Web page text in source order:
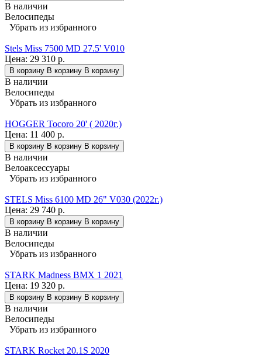
В наличии
Велосипеды
Убрать из избранного
Stels Miss 7500 MD 27.5' V010
Цена: 29 310 р.
В корзину В корзину В корзину
В наличии
Велосипеды
Убрать из избранного
HOGGER Tocoro 20' ( 2020г.)
Цена: 11 400 р.
В корзину В корзину В корзину
В наличии
Велоаксессуары
Убрать из избранного
STELS Miss 6100 MD 26" V030 (2022г.)
Цена: 29 740 р.
В корзину В корзину В корзину
В наличии
Велосипеды
Убрать из избранного
STARK Madness BMX 1 2021
Цена: 19 320 р.
В корзину В корзину В корзину
В наличии
Велосипеды
Убрать из избранного
STARK Rocket 20.1S 2020